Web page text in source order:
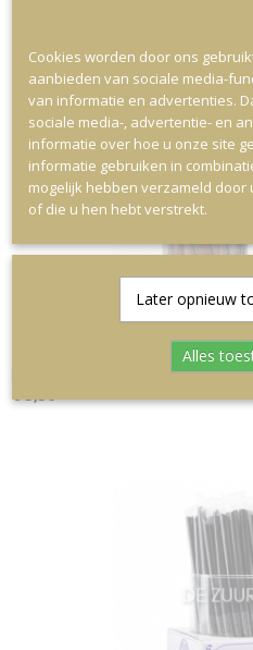
Ook interessant
€ 5,50
Cookies worden door ons
aanbieden van sociale media-
van informatie en advertenties.
sociale media-, advertentie- en
informatie over hoe u onze site
informatie gebruiken in
mogelijk hebben verzameld
of die u hen hebt verstrekt.
Later opnieuw
Alles